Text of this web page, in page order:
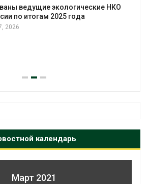
ведущие экологические НКО
по итогам 2025 года
календарь
Март 2021